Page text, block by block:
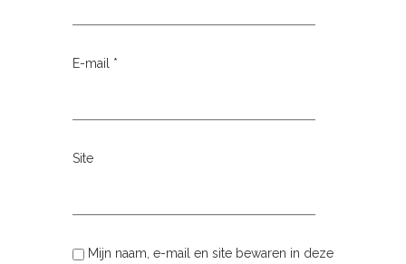
E-mail *
Site
Mijn naam, e-mail en site bewaren in deze